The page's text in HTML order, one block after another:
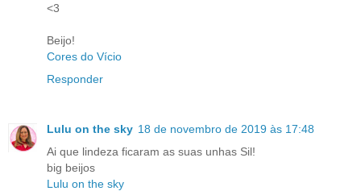
<3
Beijo!
Cores do Vício
Responder
Lulu on the sky 18 de novembro de 2019 às 17:48
Ai que lindeza ficaram as suas unhas Sil!
big beijos
Lulu on the sky